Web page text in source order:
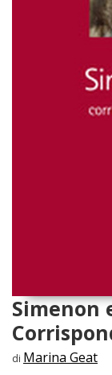
Simenon
di Marina Geat